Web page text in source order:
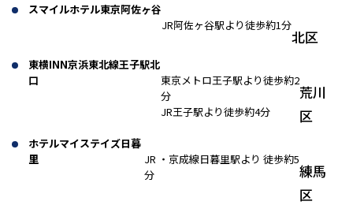
スマイルホテル東京阿佐ヶ谷
JR阿佐ヶ谷駅より徒歩約1分
北区
東横INN京浜東北線王子駅北
口
東京メトロ王子駅より徒歩約2
分
JR王子駅より徒歩約4分
荒川
区
ホテルマイステイズ日暮
里
JR ・京成線日暮里駅より 徒歩約5
分
練馬
区